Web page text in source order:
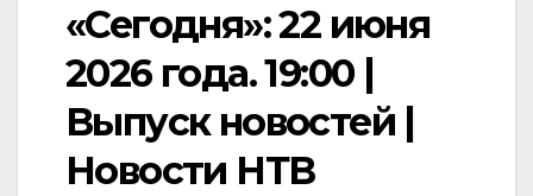
«Сегодня»: 22 июня
2026 года. 19:00 |
Выпуск новостей |
Новости НТВ